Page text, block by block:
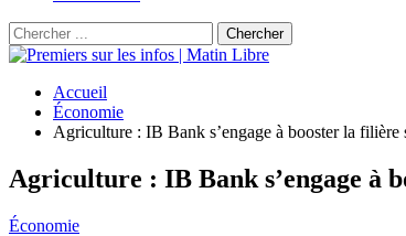
Accueil
Économie
Agriculture : IB Bank s’engage à booster la filière
Agriculture : IB Bank s’engage à
Économie